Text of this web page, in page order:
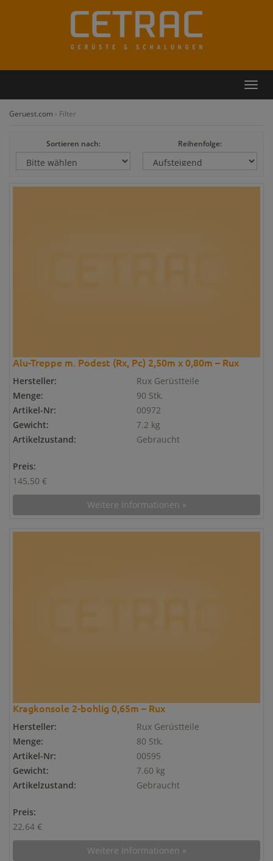
Geruest.com › Filter
Sortieren nach: Reihenfolge:
Alu-Treppe m. Podest (Rx, Pc) 2,50m x 0,80m – Rux
Hersteller:
Rux Gerüstteile
Menge:
90 Stk.
Artikel-Nr:
00972
Gewicht:
7.2 kg
Artikelzustand:
Gebraucht
Preis:
145,50 €
Weitere Informationen »
Kragkonsole 2-bohlig 0,65m – Rux
Hersteller:
Rux Gerüstteile
Menge:
80 Stk.
Artikel-Nr:
00595
Gewicht:
7.60 kg
Artikelzustand:
Gebraucht
Preis:
22,64 €
Weitere Informationen »